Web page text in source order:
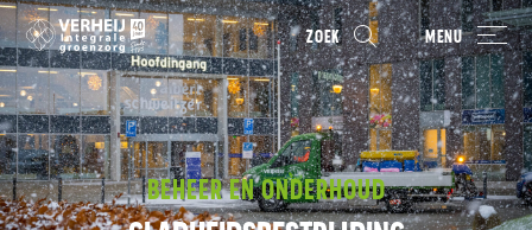
ZOEK MENU
BEHEER EN ONDERHOUD